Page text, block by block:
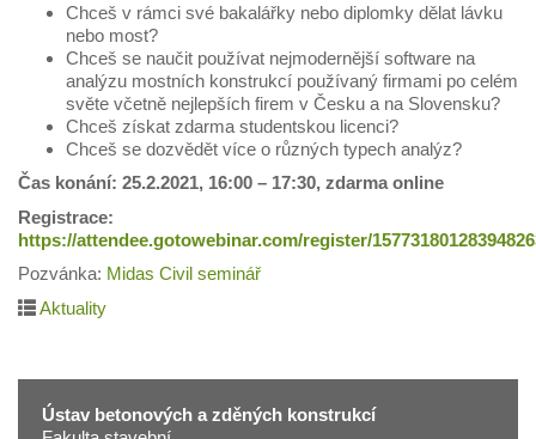
Chceš v rámci své bakalářky nebo diplomky dělat lávku
nebo most?
Chceš se naučit používat nejmodernější software na
analýzu mostních konstrukcí používaný firmami po celém
světe včetně nejlepších firem v Česku a na Slovensku?
Chceš získat zdarma studentskou licenci?
Chceš se dozvědět více o různých typech analýz?
Čas konání: 25.2.2021, 16:00 – 17:30, zdarma online
Registrace:
https://attendee.gotowebinar.com/register/
Pozvánka: Midas Civil seminář
Aktuality
Ústav betonových a zděných konstrukcí